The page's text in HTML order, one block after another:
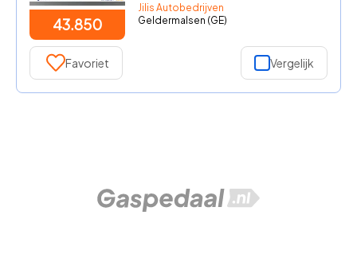
43.850
Jilis Autobedrijven
Geldermalsen (GE)
Favoriet Vergelijk